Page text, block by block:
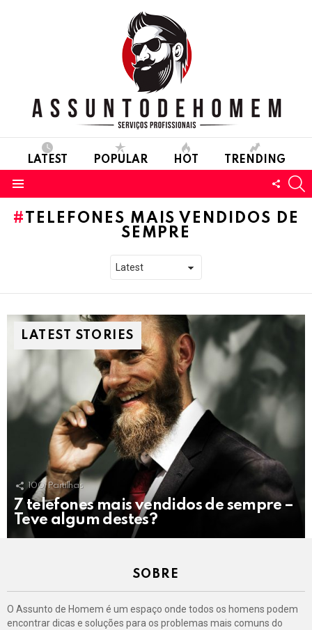
LATEST POPULAR HOT TRENDING
TELEFONES MAIS VENDIDOS DE
SEMPRE
LATEST STORIES
100 Partilhas
7 telefones mais vendidos de sempre –
Teve algum destes?
SOBRE
O Assunto de Homem é um espaço onde todos os homens podem
encontrar dicas e soluções para os problemas mais comuns do